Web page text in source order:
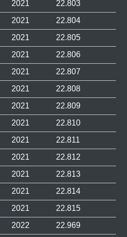
2021 22.803
2021 22.804
2021 22.805
2021 22.806
2021 22.807
2021 22.808
2021 22.809
2021 22.810
2021 22.811
2021 22.812
2021 22.813
2021 22.814
2021 22.815
2022 22.969